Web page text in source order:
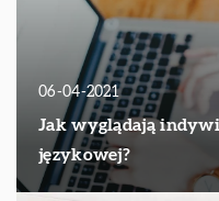
06-04-2021
Jak wyglądają
językowej?